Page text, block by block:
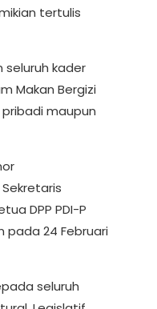
tertulis
seluruh kader
Makan Bergizi
maupun
DPP PDI-P
pada 24 Februari
seluruh